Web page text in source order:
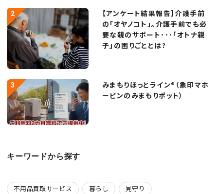
【アンケート結果報告】介護手前
の「オヤノコト」。介護手前でも必
要な親のサポート･･･「オトナ親
子」の困りごととは?
みまもりほっとライン®（象印マホ
ービンのみまもりポット）
キーワードから探す
不用品買取サービス 暮らし 見守り